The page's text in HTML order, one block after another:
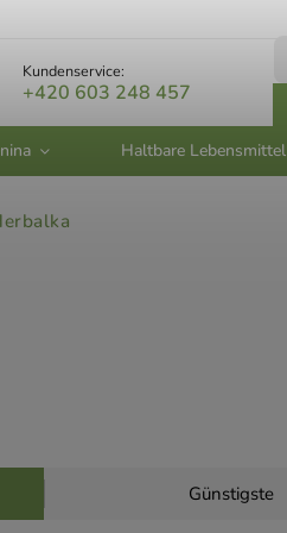
Kundenservice:
+420 603 248 457
Haltbare Lebensmittel
Günstigste